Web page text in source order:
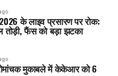
के लाइव प्रसारण पर रोक:
तोड़ी, फैंस को बड़ा झटका
मुकाबले में केकेआर को 6